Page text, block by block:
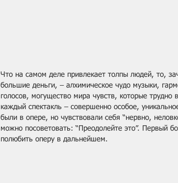
Что на самом деле привлекает толпы людей, то,
большие деньги, – алхимическое чудо музыки,
голосов, могущество мира чувств, которые
каждый спектакль – совершенно особое,
были в опере, но чувствовали себя “нервно,
можно посоветовать: “Преодолейте это”. Первый
полюбить оперу в дальнейшем.